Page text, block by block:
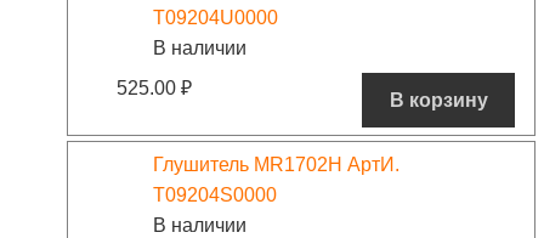
T09204U0000
В наличии
525.00 ₽
В корзину
Глушитель MR1702H АртИ.
T09204S0000
В наличии